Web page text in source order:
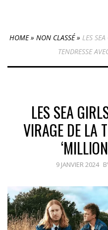
HOME» NON CLASSÉ» LES
TENDRESSE
LES SEA
VIRAGE DE LA
9 JANVIER 2024